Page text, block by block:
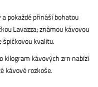
pokaždé přináší bohatou
Lavazza; známou kávovou
kvalitu.
kilogram kávových zrn nabízí
kávové rozkoše.